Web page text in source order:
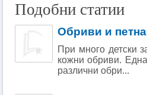
Подобни статии
Обриви и
При много детски
кожни обриви.
различни обри...